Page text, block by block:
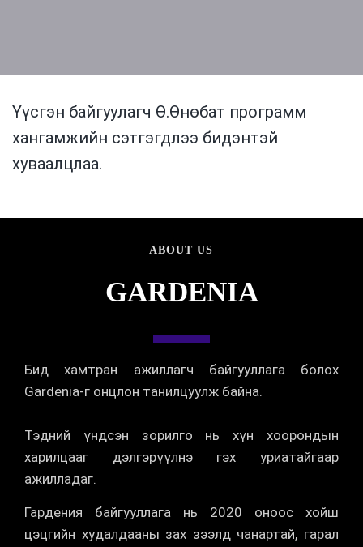
Үүсгэн байгуулагч Ө.Өнөбат программ
хангамжийн сэтгэгдлээ бидэнтэй
хуваалцлаа.
ABOUT US
GARDENIA
Бид хамтран ажиллагч байгууллага болох
Gardenia-г онцлон танилцуулж байна.
Тэдний үндсэн зорилго нь хүн хоорондын
харилцааг дэлгэрүүлнэ гэх уриатайгаар
ажилладаг.
Гардения байгууллага нь 2020 оноос хойш
цэцгийн худалдааны зах зээлд чанартай, гарал